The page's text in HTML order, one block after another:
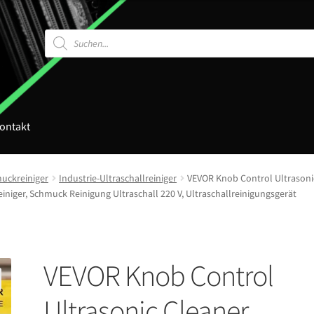
Products
search
Industrie-Ultraschallreiniger
VEVOR Knob Control
Schmuck Reinigung Ultraschall 220 V, Ultraschallreinigungsgerät
VEVOR Knob Control